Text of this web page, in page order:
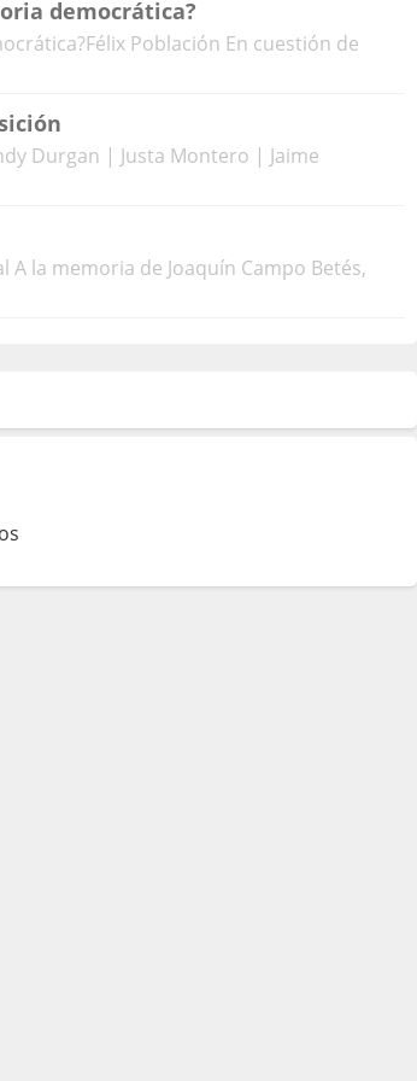
democrática?
Población En cuestión de
Durgan | Justa Montero | Jaime
A la memoria de Joaquín Campo Betés,